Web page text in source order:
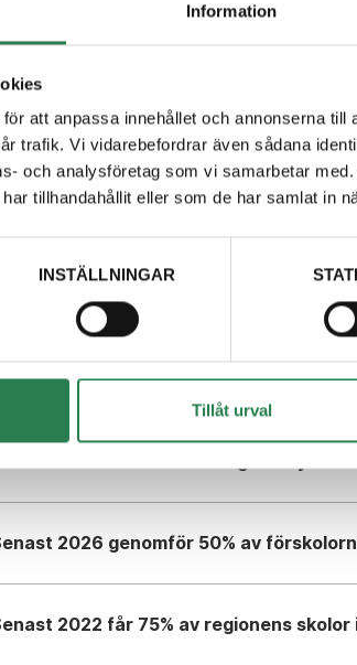
Information
att anpassa innehållet och annonserna till
trafik. Vi vidarebefordrar även sådana
och analysföretag som vi samarbetar
tillhandahållit eller som de har samlat in
INSTÄLLNINGAR
Tillåt urval
= Arbete pågår
= Försenat
= Ej startat
2030 är 90% av invånarna nöjda
År 2030 är självservice utvecklad jämfört
Senast 2030 genomför 5% av myndiga
år
2026 genomför 50% av
2022 får 75% av regionens